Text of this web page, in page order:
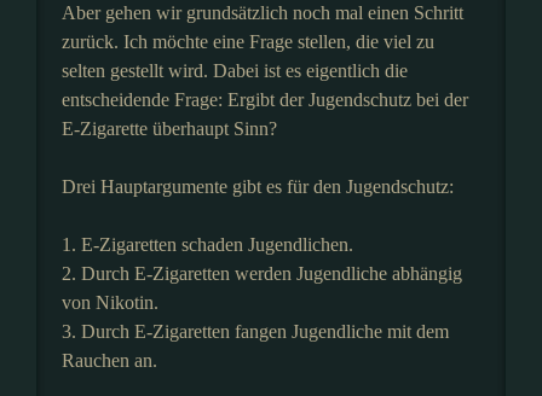
Aber gehen wir grundsätzlich noch mal einen Schritt
zurück. Ich möchte eine Frage stellen, die viel zu
selten gestellt wird. Dabei ist es eigentlich die
entscheidende Frage: Ergibt der Jugendschutz bei der
E-Zigarette überhaupt Sinn?
Drei Hauptargumente gibt es für den Jugendschutz:
1. E-Zigaretten schaden Jugendlichen.
2. Durch E-Zigaretten werden Jugendliche abhängig
von Nikotin.
3. Durch E-Zigaretten fangen Jugendliche mit dem
Rauchen an.